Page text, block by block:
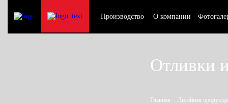
Производство О компании
Отливки
Главная Литейная